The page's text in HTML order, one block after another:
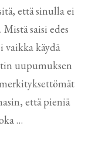
nakertaa
kalliita
että sinulla ei
saisi edes
vaikka käydä
uupumuksen
että pieniä
…